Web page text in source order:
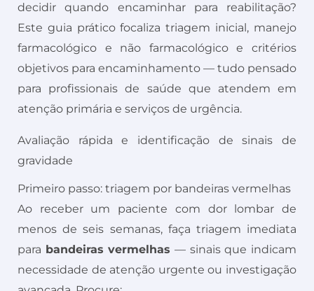
decidir quando encaminhar para reabilitação?
Este guia prático focaliza triagem inicial, manejo
farmacológico e não farmacológico e critérios
objetivos para encaminhamento — tudo pensado
para profissionais de saúde que atendem em
atenção primária e serviços de urgência.
Avaliação rápida e identificação de sinais de
gravidade
Primeiro passo: triagem por bandeiras vermelhas
Ao receber um paciente com dor lombar de
menos de seis semanas, faça triagem imediata
para bandeiras vermelhas — sinais que indicam
necessidade de atenção urgente ou investigação